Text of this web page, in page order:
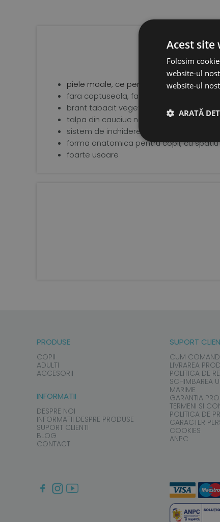
piele moale, ce permite aerisirea
fara captuseala, fara intarituri
brant tabacit vegetal
talpa din cauciuc natural de 3 mm,
sistem de inchidere tip velcro pentru o
forma anatomica pentru copii, cu
foarte usoare
PRODUSE
COPII
ADULTI
ACCESORII
INFORMATII
DESPRE NOI
INFORMATII DESPRE PRODUSE
SUPORT CLIENTI
BLOG
CONTACT
SUPORT
CUM
LIVRAREA
POLITICA DE
SCHIMBAREA
MARIME
GARANTIA
TERMENI SI
POLITICA DE
CARACTER
COOKIES
ANPC
Acest site
Folosim
website-ul
website-ul
ARATĂ